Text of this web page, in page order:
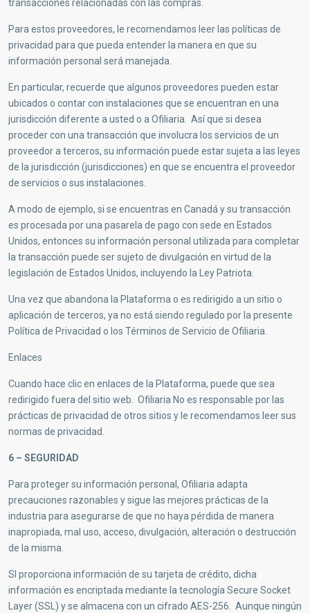
transacciones relacionadas con las compras.
Para estos proveedores, le recomendamos leer las políticas de
privacidad para que pueda entender la manera en que su
información personal será manejada.
En particular, recuerde que algunos proveedores pueden estar
ubicados o contar con instalaciones que se encuentran en una
jurisdicción diferente a usted o a Ofiliaria. Así que si desea
proceder con una transacción que involucra los servicios de un
proveedor a terceros, su información puede estar sujeta a las leyes
de la jurisdicción (jurisdicciones) en que se encuentra el proveedor
de servicios o sus instalaciones.
A modo de ejemplo, si se encuentras en Canadá y su transacción
es procesada por una pasarela de pago con sede en Estados
Unidos, entonces su información personal utilizada para completar
la transacción puede ser sujeto de divulgación en virtud de la
legislación de Estados Unidos, incluyendo la Ley Patriota.
Una vez que abandona la Plataforma o es redirigido a un sitio o
aplicación de terceros, ya no está siendo regulado por la presente
Política de Privacidad o los Términos de Servicio de Ofiliaria.
Enlaces
Cuando hace clic en enlaces de la Plataforma, puede que sea
redirigido fuera del sitio web. Ofiliaria No es responsable por las
prácticas de privacidad de otros sitios y le recomendamos leer sus
normas de privacidad.
6 – SEGURIDAD
Para proteger su información personal, Ofiliaria adapta
precauciones razonables y sigue las mejores prácticas de la
industria para asegurarse de que no haya pérdida de manera
inapropiada, mal uso, acceso, divulgación, alteración o destrucción
de la misma.
SI proporciona información de su tarjeta de crédito, dicha
información es encriptada mediante la tecnología Secure Socket
Layer (SSL) y se almacena con un cifrado AES-256. Aunque ningún